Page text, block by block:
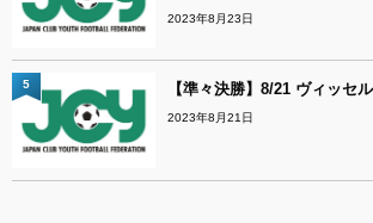
2023年8月23日
【準々決勝】8/21 ヴィッセ
2023年8月21日
5